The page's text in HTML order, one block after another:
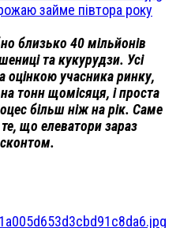
займе півтора року
близько 40 мільйонів
та кукурудзи. Усі
оцінкою учасника ринку,
тонн щомісяця, і проста
більш ніж на рік. Саме
що елеватори зараз